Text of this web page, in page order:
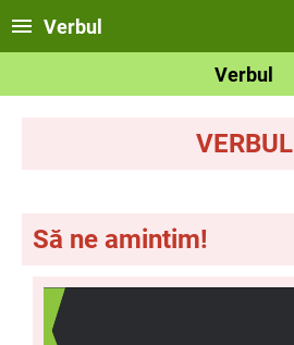
Verbul
Verbul
VERBUL
Să ne amintim!